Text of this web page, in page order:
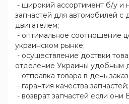
- широкий ассортимент б/у и
запчастей для автомобилей с
двигателем;
- оптимальное соотношение
украинском рынке;
- осуществление доствки
отделение Украины удобным
- отправка товара в день
- гарантия качества запчастей;
- возврат запчастей если